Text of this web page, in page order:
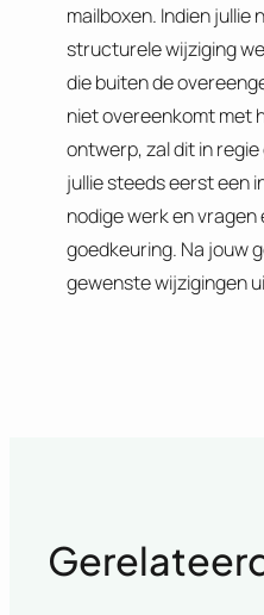
mailboxen. Indien jullie
structurele wijziging
die buiten de
niet overeenkomt met
ontwerp, zal dit in
jullie steeds eerst een
nodige werk en
goedkeuring. Na jouw
gewenste wijzigingen